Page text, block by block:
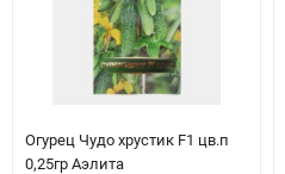
Огурец Чудо хрустик F1 цв.п
0,25гр Аэлита